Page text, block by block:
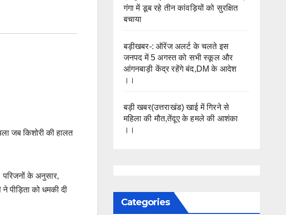
जब किशोरी की हालत
परिजनों के अनुसार,
पीड़िता को धमकी दी
गंगा में डूब रहे तीन कांवड़ियों को सुरक्षित
बचाया
बड़ीखबर-: ऑरेंज अलर्ट के चलते इस
जनपद में 5 अगस्त को सभी स्कूल और
आंगनबाड़ी केंद्र रहेंगे बंद,DM के आदेश
।।
बड़ी खबर(उत्तराखंड) खाई में गिरने से
महिला की मौत,तेंदूए के हमले की आशंका
।।
Categories